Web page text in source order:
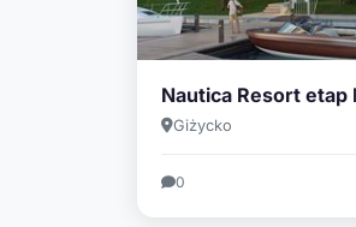
Nautica Resort etap
Giżycko
0